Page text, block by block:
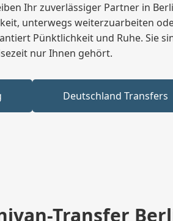
Ihr zuverlässiger Partner in
unterwegs weiterzuarbeiten
Pünktlichkeit und Ruhe. Sie
nur Ihnen gehört.
Deutschland Transfers
Transfer